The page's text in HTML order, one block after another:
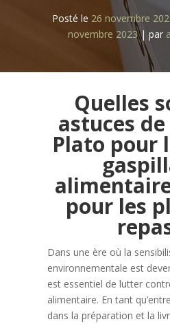
Posté le 26 novembre
novembre 2023| par
Quelles
astuces
Plato pour
pour les
Dans une ère où la
environnementale est
est essentiel de lutter
alimentaire. En tant
dans la préparation et la